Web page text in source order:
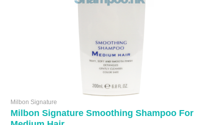
Milbon Signature
Milbon Signature Smoothing Shampoo For